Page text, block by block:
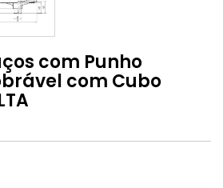
com Punho
com Cubo